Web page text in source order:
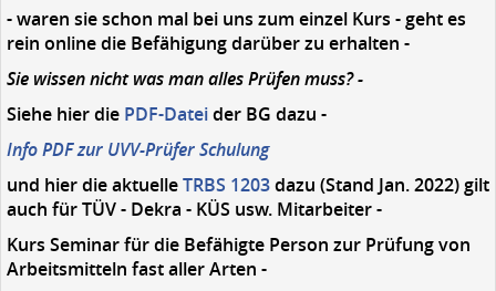
- waren sie schon mal bei uns zum einzel Kurs - geht es
rein online die Befähigung darüber zu erhalten -
Sie wissen nicht was man alles Prüfen muss? -
Siehe hier die PDF-Dateider BG dazu -
Info PDF zur UVV-Prüfer Schulung
und hier die aktuelleTRBS 1203dazu (Stand Jan. 2022) gilt
auch für TÜV - Dekra - KÜS usw. Mitarbeiter -
Kurs Seminar für die Befähigte Person zur Prüfung von
Arbeitsmitteln fast aller Arten -